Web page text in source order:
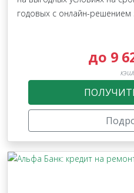
годовых с онлайн-решением
до 9